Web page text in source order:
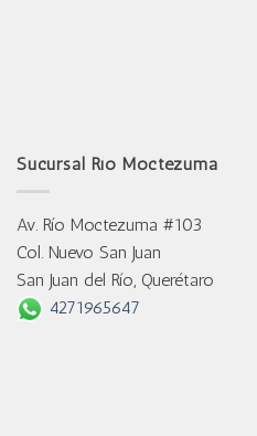
Sucursal Río Moctezuma
Av. Río Moctezuma #103
Col. Nuevo San Juan
San Juan del Río, Querétaro
4271965647